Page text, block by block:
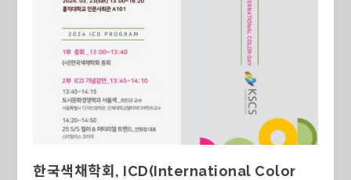
한국색채학회, ICD(International Color